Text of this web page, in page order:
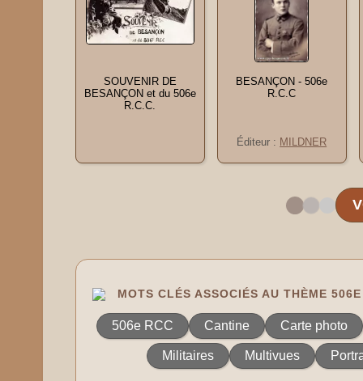
SOUVENIR DE
BESANÇON et du 506e
R.C.C.
BESANÇON - 506e
R.C.C
Éditeur : MILDNER
MOTS CLÉS ASSOCIÉS AU THÈME
506e RCC Cantine Carte photo
Militaires Multivues